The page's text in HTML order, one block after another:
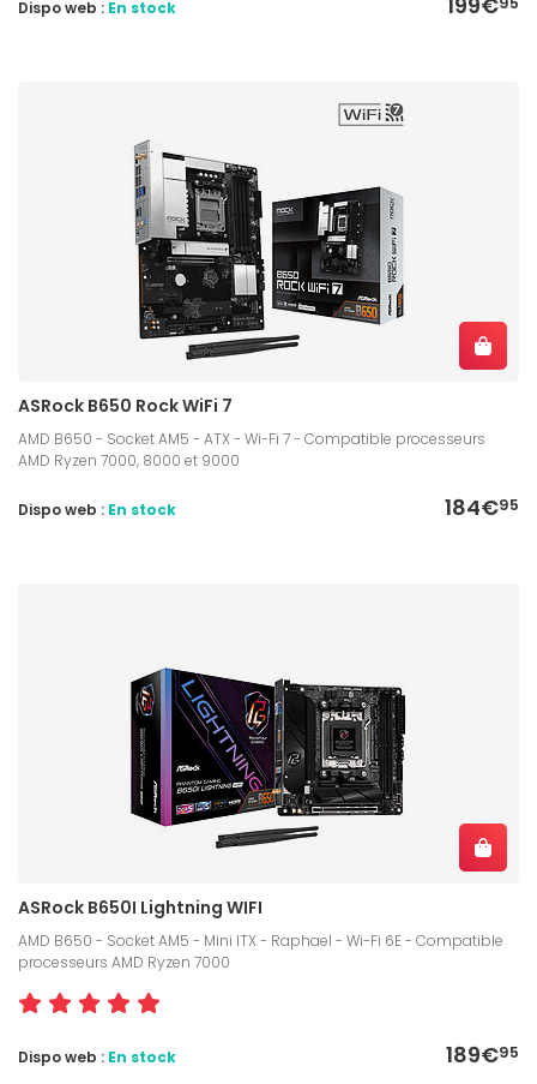
Dispo web : En stock
ASRock B650 Rock WiFi 7
AMD B650 - Socket AM5 - ATX - Wi-Fi 7 - Compatible processeurs
AMD Ryzen 7000, 8000 et 9000
184€95
Dispo web : En stock
ASRock B650I Lightning WIFI
AMD B650 - Socket AM5 - Mini ITX - Raphael - Wi-Fi 6E - Compatible
processeurs AMD Ryzen 7000
189€95
Dispo web : En stock